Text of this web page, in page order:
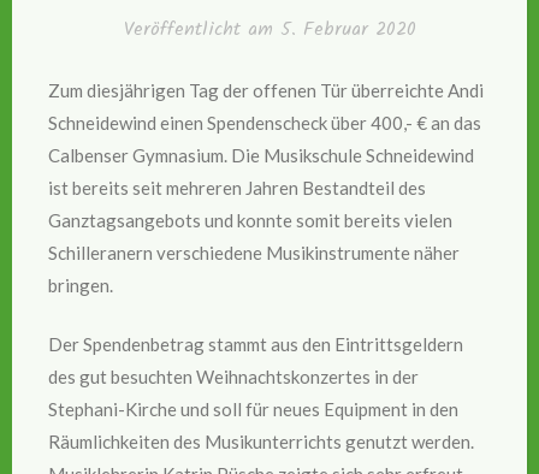
Veröffentlicht am 5. Februar 2020
Zum diesjährigen Tag der offenen Tür überreichte Andi
Schneidewind einen Spendenscheck über 400,- € an das
Calbenser Gymnasium. Die Musikschule Schneidewind
ist bereits seit mehreren Jahren Bestandteil des
Ganztagsangebots und konnte somit bereits vielen
Schilleranern verschiedene Musikinstrumente näher
bringen.
Der Spendenbetrag stammt aus den Eintrittsgeldern
des gut besuchten Weihnachtskonzertes in der
Stephani-Kirche und soll für neues Equipment in den
Räumlichkeiten des Musikunterrichts genutzt werden.